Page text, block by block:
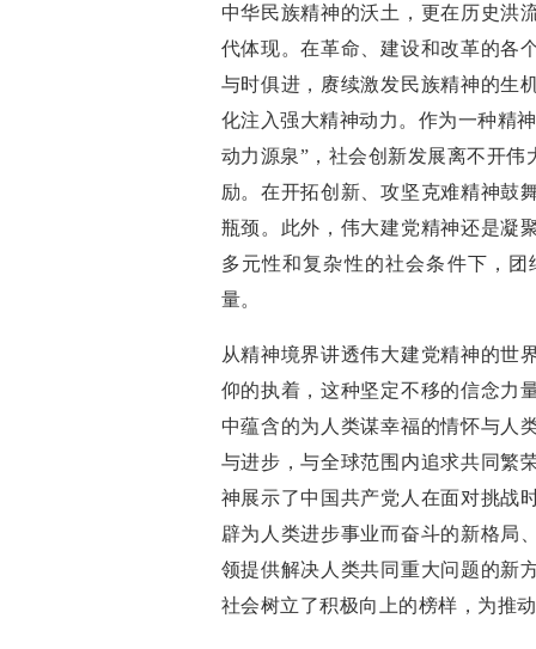
中华民族精神的沃土，更在历史洪
代体现。在革命、建设和改革的各
与时俱进，赓续激发民族精神的生
化注入强大精神动力。作为一种精
动力源泉”，社会创新发展离不开
励。在开拓创新、攻坚克难精神鼓
瓶颈。此外，伟大建党精神还是凝
多元性和复杂性的社会条件下，
量。
从精神境界讲透伟大建党精神的世
仰的执着，这种坚定不移的信念力
中蕴含的为人类谋幸福的情怀与人
与进步，与全球范围内追求共同繁
神展示了中国共产党人在面对挑战
辟为人类进步事业而奋斗的新格局
领提供解决人类共同重大问题的新
社会树立了积极向上的榜样，为推